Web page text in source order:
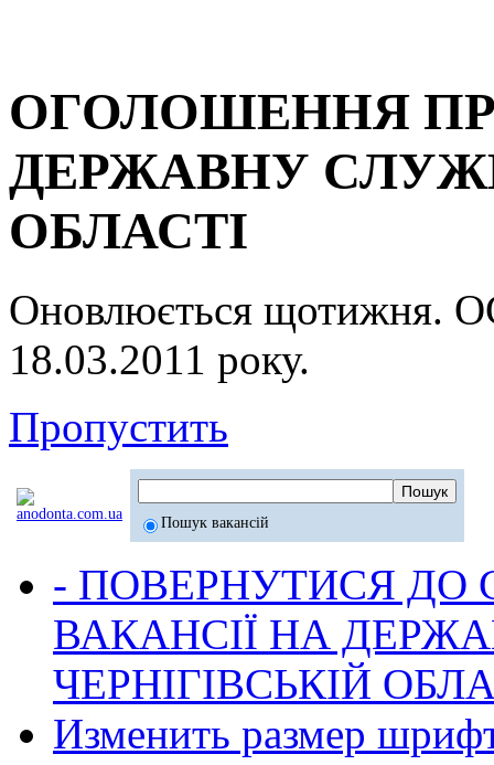
ОГОЛОШЕННЯ
ДЕРЖАВНУ
ОБЛАСТІ
Оновлюється
18.03.2011 року.
Пропустить
Пошук вакансій
- ПОВЕРНУТИСЯ ДО
ВАКАНСІЇ НА
ЧЕРНІГІВСЬКІЙ
Изменить размер